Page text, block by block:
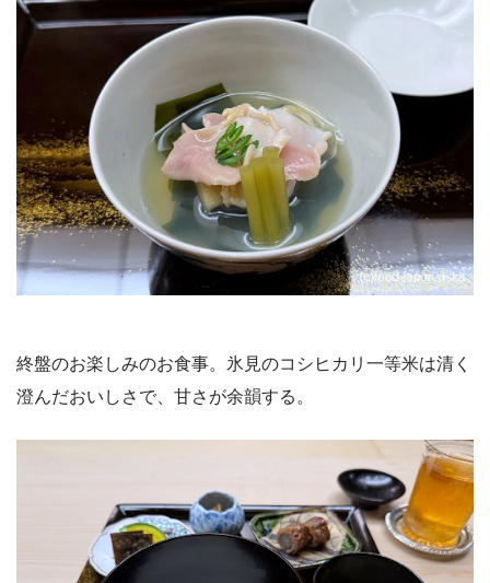
終盤のお楽しみのお食事。氷見のコシヒカリ一等米は清く
澄んだおいしさで、甘さが余韻する。